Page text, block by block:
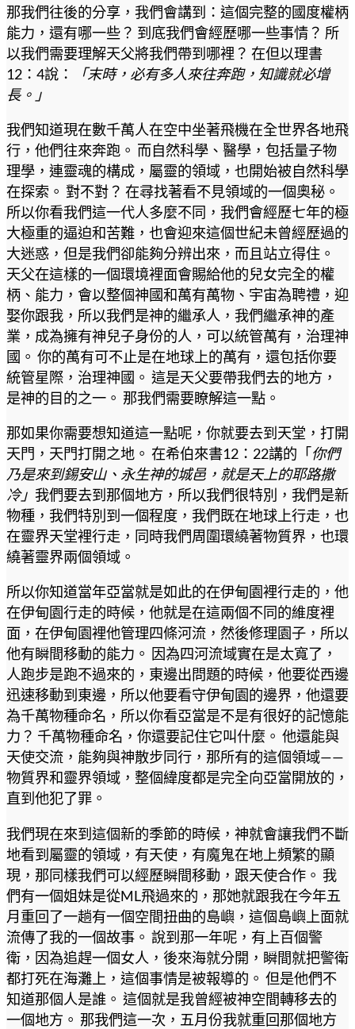
那我們往後的分享，我們會講到：這個完整的國度權柄
能力，還有哪一些？ 到底我們會經歷哪一些事情？ 所
以我們需要理解天父將我們帶到哪裡？ 在但以理書
12：4說：
「末時，必有多人來往奔跑，知識就必增
長。」
我們知道現在數千萬人在空中坐著飛機在全世界各地飛
行，他們往來奔跑。 而自然科學、醫學，包括量子物
理學，連靈魂的構成，屬靈的領域，也開始被自然科學
在探索。 對不對？ 在尋找著看不見領域的一個奧秘。
所以你看我們這一代人多麼不同，我們會經歷七年的極
大極重的逼迫和苦難，也會迎來這個世紀未曾經歷過的
大迷惑，但是我們卻能夠分辨出來，而且站立得住。
天父在這樣的一個環境裡面會賜給他的兒女完全的權
柄、能力，會以整個神國和萬有萬物、宇宙為聘禮，迎
娶你跟我，所以我們是神的繼承人，我們繼承神的產
業，成為擁有神兒子身份的人，可以統管萬有，治理神
國。 你的萬有可不止是在地球上的萬有，還包括你要
統管星際，治理神國。 這是天父要帶我們去的地方，
是神的目的之一。 那我們需要瞭解這一點。
那如果你需要想知道這一點呢，你就要去到天堂，打開
天門，天門打開之地。 在希伯來書12：22講的「你們
乃是來到錫安山、永生神的城邑，就是天上的耶路撒
冷」 我們要去到那個地方，所以我們很特別，我們是新
物種，我們特別到一個程度，我們既在地球上行走，也
在靈界天堂裡行走，同時我們周圍環繞著物質界，也環
繞著靈界兩個領域。
所以你知道當年亞當就是如此的在伊甸園裡行走的，他
在伊甸園行走的時候，他就是在這兩個不同的維度裡
面，在伊甸園裡他管理四條河流，然後修理園子，所以
他有瞬間移動的能力。 因為四河流域實在是太寬了，
人跑步是跑不過來的，東邊出問題的時候，他要從西邊
迅速移動到東邊，所以他要看守伊甸園的邊界，他還要
為千萬物種命名，所以你看亞當是不是有很好的記憶能
力？ 千萬物種命名，你還要記住它叫什麼。 他還能與
天使交流，能夠與神散步同行，那所有的這個領域——
物質界和靈界領域，整個緯度都是完全向亞當開放的，
直到他犯了罪。
我們現在來到這個新的季節的時候，神就會讓我們不斷
地看到屬靈的領域，有天使，有魔鬼在地上頻繁的顯
現，那同樣我們可以經歷瞬間移動，跟天使合作。 我
們有一個姐妹是從ML飛過來的，那她就跟我在今年五
月重回了一趟有一個空間扭曲的島嶼，這個島嶼上面就
流傳了我的一個故事。 說到那一年呢，有上百個警
衛，因為追趕一個女人，後來海就分開，瞬間就把警衛
都打死在海灘上，這個事情是被報導的。 但是他們不
知道那個人是誰。 這個就是我曾經被神空間轉移去的
一個地方。 那我們這一次，五月份我就重回那個地方